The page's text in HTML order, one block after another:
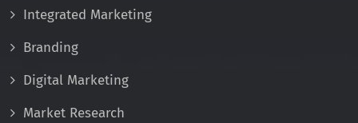
Integrated Marketing
Branding
Digital Marketing
Market Research